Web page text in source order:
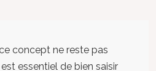
concept ne reste pas
essentiel de bien saisir